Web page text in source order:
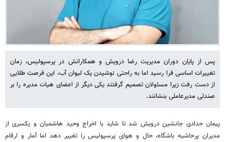
پس از پایان دوران مدیریت رضا درویش و همکارانش در پرسپولیس، زمان
تغییرات اساسی فرا رسید اما به راحتی نوشیدن یک لیوان آب، این فرصت طلایی
از دست رفت زیرا مسئولان تصمیم گرفتند یکی دیگر از اعضای هیات مدیره را بر
صندلی مدیرعاملی بنشانند.
پیمان حدادی جانشین درویش شد تا شاید با اخراج وحید هاشمیان و یکسری از
مدیران پرحاشیه باشگاه، حال و هوای پرسپولیس را تغییر دهد اما آمار و ارقام